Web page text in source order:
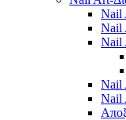
Nail
Nail
Nail
Nail
Nail